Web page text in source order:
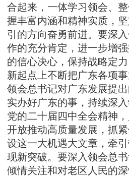
合起来，一体学习领会、
握丰富内涵和精神实质，
引的方向奋勇前进。要深
作的充分肯定，进一步增
的信心决心，保持战略定
新起点上不断把广东各项
领会总书记对广东发展提
实办好广东的事，持续深
党的二十届四中全会精神
开放推动高质量发展，抓
设这一大机遇大文章，牵
现新突破。要深入领会总
倾情关注和对老区人民的